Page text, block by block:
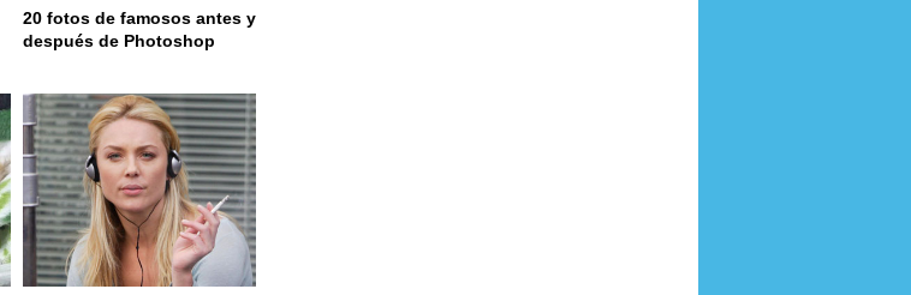
20 fotos de famosos antes y
después de Photoshop